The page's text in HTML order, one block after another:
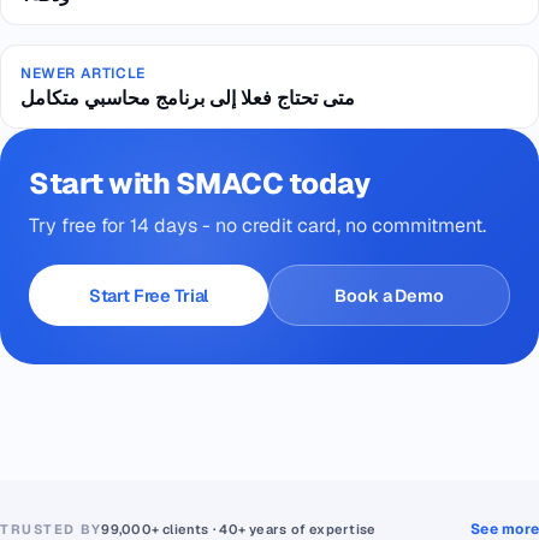
NEWER ARTICLE
متى تحتاج فعلا إلى برنامج محاسبي متكامل
Start with SMACC today
Try free for 14 days - no credit card, no commitment.
Start Free Trial Book a Demo
TRUSTED BY99,000+ clients · 40+ years of expertise See more